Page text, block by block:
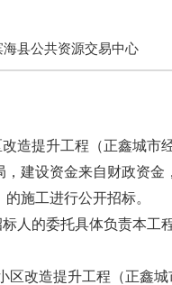
海县公共资源交易中心
造提升工程（正鑫城市
建设资金来自财政资
施工进行公开招标。
人的委托具体负责本工
区改造提升工程（正鑫城